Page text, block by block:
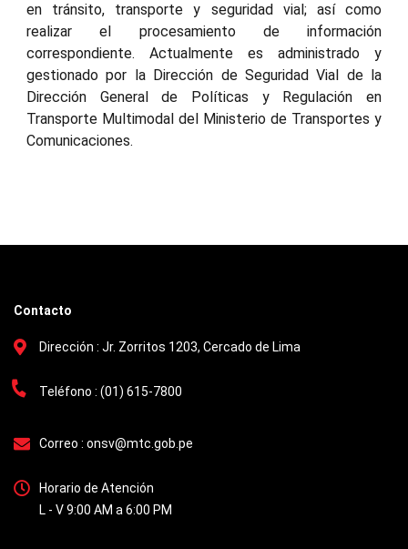
en tránsito, transporte y seguridad vial; así como
realizar el procesamiento de información
correspondiente. Actualmente es administrado y
gestionado por la Dirección de Seguridad Vial de la
Dirección General de Políticas y Regulación en
Transporte Multimodal del Ministerio de Transportes y
Comunicaciones.
Contacto
Dirección : Jr. Zorritos 1203, Cercado de Lima
Teléfono : (01) 615-7800
Correo : onsv@mtc.gob.pe
Horario de Atención
L - V 9:00 AM a 6:00 PM